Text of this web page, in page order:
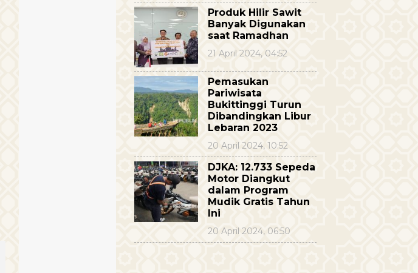
Produk Hilir Sawit
Banyak Digunakan
saat Ramadhan
21 April 2024, 04:52
Pemasukan
Pariwisata
Bukittinggi Turun
Dibandingkan Libur
Lebaran 2023
20 April 2024, 10:52
DJKA: 12.733 Sepeda
Motor Diangkut
dalam Program
Mudik Gratis Tahun
Ini
20 April 2024, 06:50